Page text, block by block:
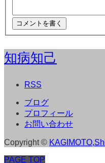
知病知己
RSS
ブログ
プロフィール
お問い合わせ
Copyright©
PAGE TOP